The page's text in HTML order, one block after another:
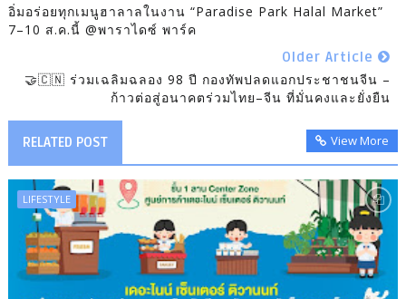
อิ่มอร่อยทุกเมนูฮาลาลในงาน “Paradise Park Halal Market”
7–10 ส.ค.นี้ @พาราไดซ์ พาร์ค
Older Article
🤝🇨🇳 ร่วมเฉลิมฉลอง 98 ปี กองทัพปลดแอกประชาชนจีน –
ก้าวต่อสู่อนาคตร่วมไทย–จีน ที่มั่นคงและยั่งยืน
RELATED POST View More
LIFESTYLE